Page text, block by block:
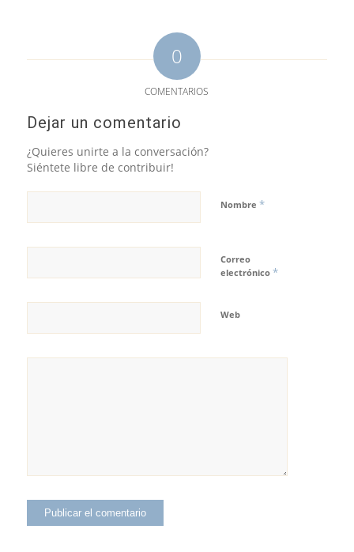
0
COMENTARIOS
Dejar un comentario
¿Quieres unirte a la conversación?
Siéntete libre de contribuir!
Nombre *
Correo
electrónico *
Web